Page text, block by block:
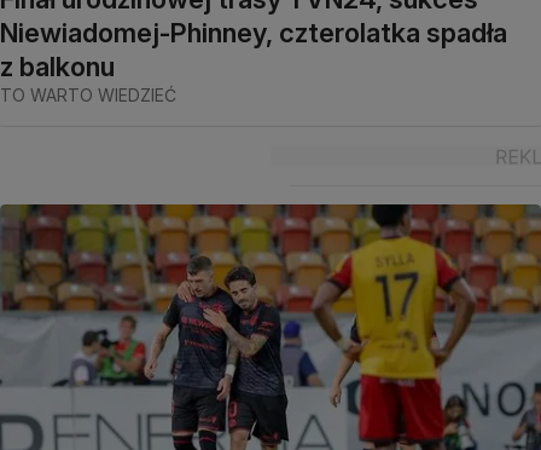
Niewiadomej-Phinney, czterolatka spadła
z balkonu
TO WARTO WIEDZIEĆ